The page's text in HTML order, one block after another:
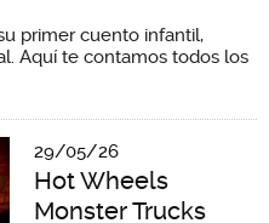
primer cuento infantil,
Aquí te contamos todos los
29/05/26
Hot Wheels
Monster Trucks